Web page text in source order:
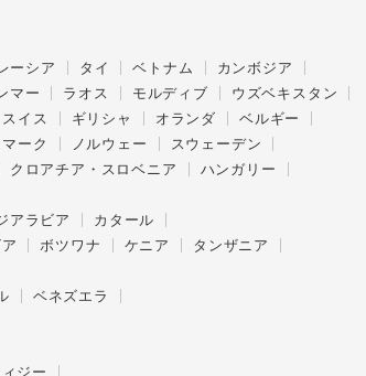
ーシア タイ ベトナム
カンボジア
マー ラオス モルディブ
ウズベキスタン
スイス ギリシャ オランダ
ベルギー
ーク ノルウェー
スウェーデン
クロアチア・スロベニア
ハンガリー
アラビア
カタール
ボツワナ ケニア
タンザニア
ベネズエラ
ジー